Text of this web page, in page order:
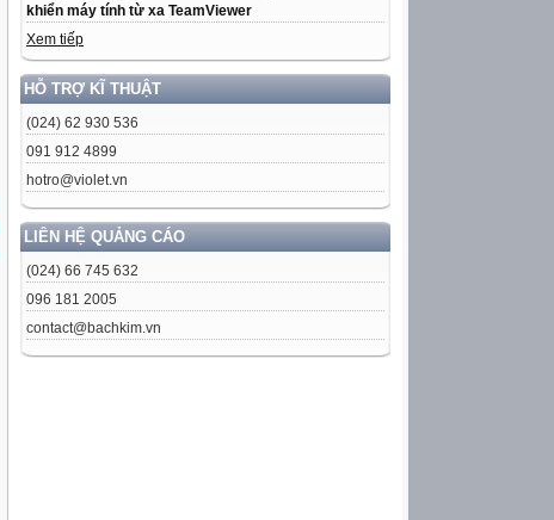
khiển máy tính từ xa TeamViewer
Xem tiếp
HỖ TRỢ KĨ THUẬT
(024) 62 930 536
091 912 4899
hotro@violet.vn
LIÊN HỆ QUẢNG CÁO
(024) 66 745 632
096 181 2005
contact@bachkim.vn